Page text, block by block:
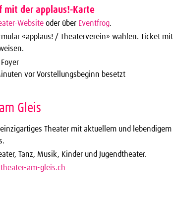
mit der applaus!-Karte
Website oder über Eventfrog.
«applaus! / Theaterverein» wählen. Ticket
vor Vorstellungsbeginn besetzt
Gleis
Theater mit aktuellem und
Tanz, Musik, Kinder und Jugendtheater.
am-gleis.ch